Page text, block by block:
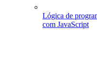
Lógica de
com JavaScript